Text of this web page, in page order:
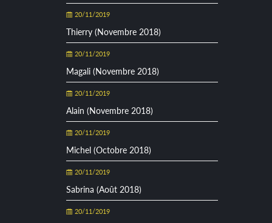
20/11/2019
Thierry (Novembre 2018)
20/11/2019
Magali (Novembre 2018)
20/11/2019
Alain (Novembre 2018)
20/11/2019
Michel (Octobre 2018)
20/11/2019
Sabrina (Août 2018)
20/11/2019